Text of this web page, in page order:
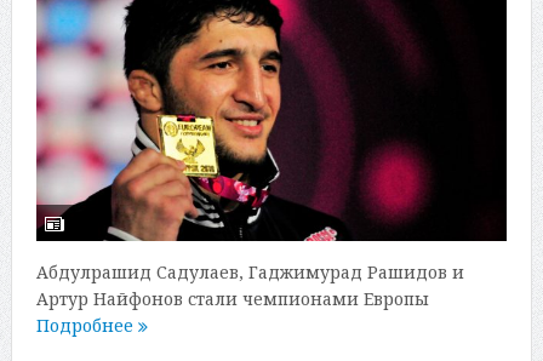
Абдулрашид Садулаев, Гаджимурад Рашидов и
Артур Найфонов стали чемпионами Европы
Подробнее